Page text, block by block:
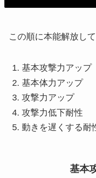
この順に本能解放し
基本攻撃力アップ
基本体力アップ
攻撃力アップ
攻撃力低下耐性
動きを遅くする耐
基本